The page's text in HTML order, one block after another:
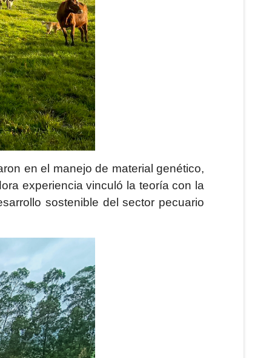
en el manejo de material genético,
experiencia vinculó la teoría con la
sostenible del sector pecuario